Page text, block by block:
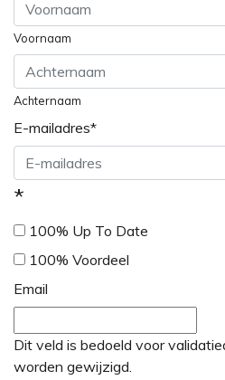
Voornaam
Achternaam
E-mailadres*
*
100% Up To Date
100% Voordeel
Email
Dit veld is bedoeld voor
worden gewijzigd.